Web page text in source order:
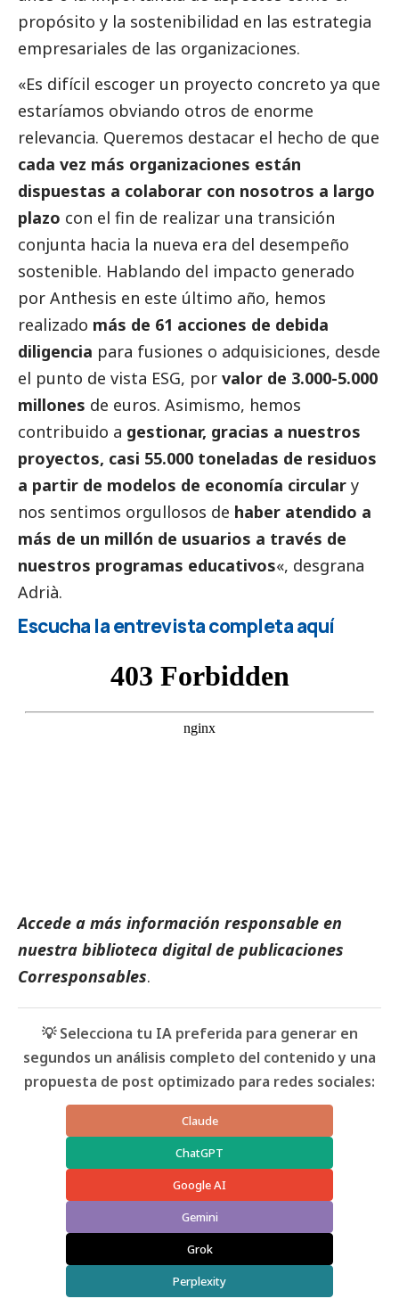
propósito y la sostenibilidad en las estrategia
empresariales de las organizaciones.
«Es difícil escoger un proyecto concreto ya que
estaríamos obviando otros de enorme
relevancia. Queremos destacar el hecho de que
cada vez más organizaciones están
dispuestas a colaborar con nosotros a largo
plazo con el fin de realizar una transición
conjunta hacia la nueva era del desempeño
sostenible. Hablando del impacto generado
por Anthesis en este último año, hemos
realizado más de 61 acciones de debida
diligencia para fusiones o adquisiciones, desde
el punto de vista ESG, por valor de 3.000-5.000
millones de euros. Asimismo, hemos
contribuido a gestionar, gracias a nuestros
proyectos, casi 55.000 toneladas de residuos
a partir de modelos de economía circular y
nos sentimos orgullosos de haber atendido a
más de un millón de usuarios a través de
nuestros programas educativos«, desgrana
Adrià.
Escucha la entrevista completa aquí
Accede a más información responsable en
nuestra biblioteca digital de publicaciones
Corresponsables.
💡 Selecciona tu IA preferida para generar en
segundos un análisis completo del contenido y una
propuesta de post optimizado para redes sociales:
Claude
ChatGPT
Google AI
Gemini
Grok
Perplexity